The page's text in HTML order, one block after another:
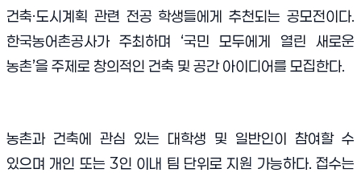
건축·도시계획 관련 전공 학생들에게 추천되는 공모전이다.
한국농어촌공사가 주최하며 ‘국민 모두에게 열린 새로운
농촌’을 주제로 창의적인 건축 및 공간 아이디어를 모집한다.
농촌과 건축에 관심 있는 대학생 및 일반인이 참여할 수
있으며 개인 또는 3인 이내 팀 단위로 지원 가능하다. 접수는